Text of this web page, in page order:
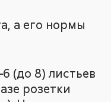
а его нормы
(до 8) листьев
розетки